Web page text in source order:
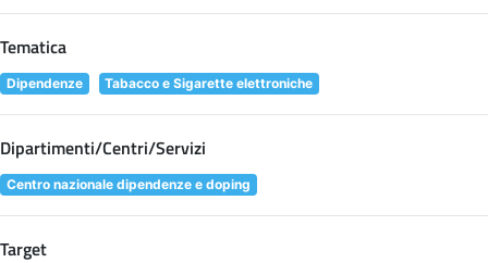
Tematica
Dipendenze Tabacco e Sigarette elettroniche
Dipartimenti/Centri/Servizi
Centro nazionale dipendenze e doping
Target